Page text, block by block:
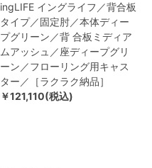
ingLIFE イングライフ／背合板
タイプ／固定肘／本体ディー
プグリーン／背 合板ミディア
ムアッシュ／座ディープグリ
ーン／フローリング用キャス
ター／［ラクラク納品］
￥121,110(税込)